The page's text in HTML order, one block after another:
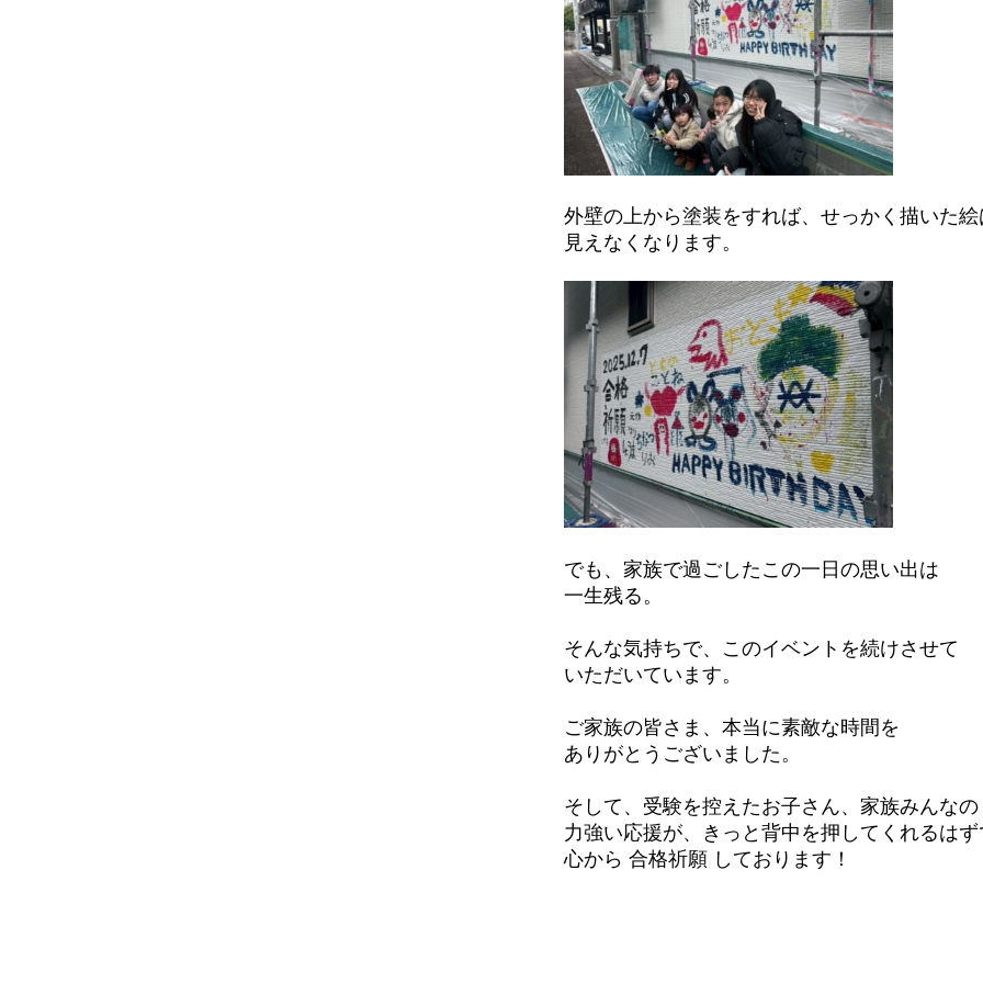
外壁の上から塗装をすれば、せっかく描いた
見えなくなります。
でも、家族で過ごしたこの一日の思い出は
一生残る。
そんな気持ちで、このイベントを続けさせて
いただいています。
ご家族の皆さま、本当に素敵な時間を
ありがとうございました。
そして、受験を控えたお子さん、家族みんなの
力強い応援が、きっと背中を押してくれるは
心から 合格祈願 しております！